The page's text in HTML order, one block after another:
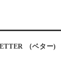
（ベター)